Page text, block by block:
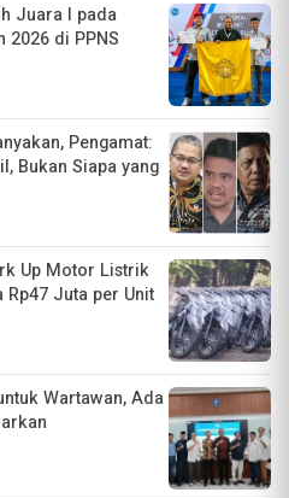
Juara I pada
2026 di PPNS
Pengamat:
Bukan Siapa yang
Up Motor Listrik
Rp47 Juta per Unit
Wartawan, Ada